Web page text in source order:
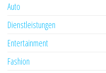
Auto
Dienstleistungen
Entertainment
Fashion